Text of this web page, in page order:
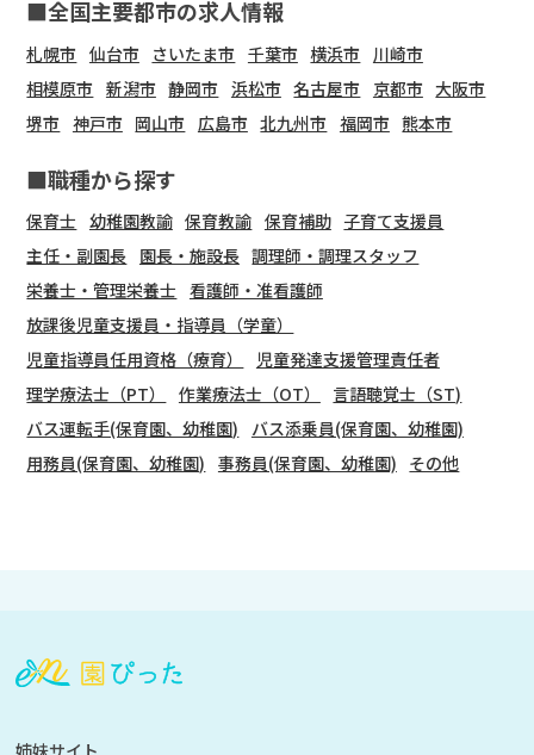
■全国主要都市の求人情報
札幌市 仙台市 さいたま市 千葉市 横浜市
川崎市
相模原市 新潟市 静岡市 浜松市 名古屋市 京都市 大阪市
堺市 神戸市 岡山市 広島市 北九州市 福岡市 熊本市
■職種から探す
保育士 幼稚園教諭 保育教諭 保育補助 子育て支援員
主任・副園長 園長・施設長 調理師・調理スタッフ
栄養士・管理栄養士 看護師・准看護師
放課後児童支援員・指導員（学童）
児童指導員任用資格（療育）
児童発達支援管理責任者
理学療法士（PT）
作業療法士（OT）
言語聴覚士（ST)
バス運転手(保育園、幼稚園)
バス添乗員(保育園、幼稚園)
用務員(保育園、幼稚園) 事務員(保育園、幼稚園) その他
登
姉妹サイト